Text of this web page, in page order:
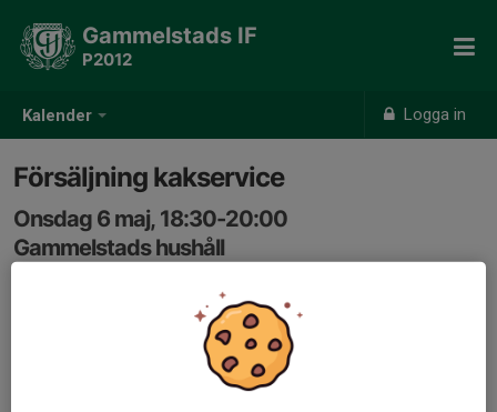
Kalender Logga in
Gammelstads IF
P2012
Försäljning kakservice
Onsdag 6 maj, 18:30-20:00
Gammelstads hushåll
Samling: 18:15, Omklädningsrum i röda byggnaden på
Som vi pratade om på föräldramötet så vill vi att
grabbarna i laget blir mer delaktiga i